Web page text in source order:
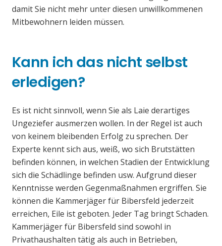
damit Sie nicht mehr unter diesen unwillkommenen
Mitbewohnern leiden müssen.
Kann ich das nicht selbst
erledigen?
Es ist nicht sinnvoll, wenn Sie als Laie derartiges
Ungeziefer ausmerzen wollen. In der Regel ist auch
von keinem bleibenden Erfolg zu sprechen. Der
Experte kennt sich aus, weiß, wo sich Brutstätten
befinden können, in welchen Stadien der Entwicklung
sich die Schädlinge befinden usw. Aufgrund dieser
Kenntnisse werden Gegenmaßnahmen ergriffen. Sie
können die Kammerjäger für Bibersfeld jederzeit
erreichen, Eile ist geboten. Jeder Tag bringt Schaden.
Kammerjäger für Bibersfeld sind sowohl in
Privathaushalten tätig als auch in Betrieben,